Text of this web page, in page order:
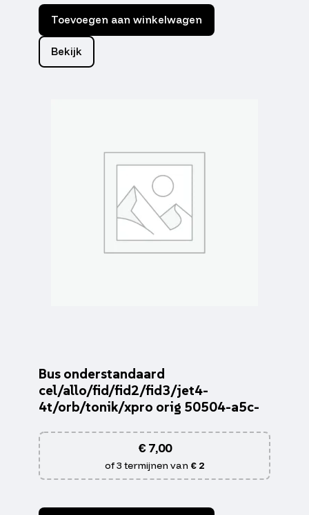
Toevoegen aan winkelwagen
Bekijk
Bus onderstandaard
cel/allo/fid/fid2/fid3/jet4-
4t/orb/tonik/xpro orig 50504-a5c-
€7,00
of 3 termijnen van € 2